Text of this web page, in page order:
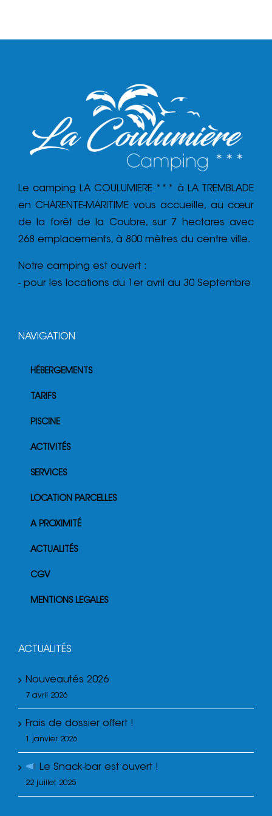
Le camping LA COULUMIERE *** à LA TREMBLADE
en CHARENTE-MARITIME vous accueille, au cœur
de la forêt de la Coubre, sur 7 hectares avec
268 emplacements, à 800 mètres du centre ville.
Notre camping est ouvert :
- pour les locations du 1er avril au 30 Septembre
NAVIGATION
HÉBERGEMENTS
TARIFS
PISCINE
ACTIVITÉS
SERVICES
LOCATION PARCELLES
A PROXIMITÉ
ACTUALITÉS
CGV
MENTIONS LEGALES
ACTUALITÉS
Nouveautés 2026
7 avril 2026
Frais de dossier offert !
1 janvier 2026
Le Snack-bar est ouvert !
22 juillet 2025